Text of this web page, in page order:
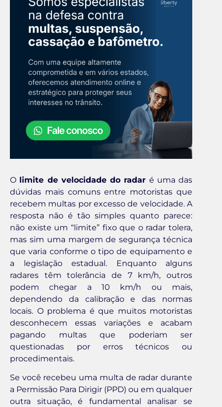
O limite de velocidade do radar é uma das
dúvidas mais comuns entre motoristas que
recebem multas por excesso de velocidade. A
resposta não é tão simples quanto parece:
não existe um “limite” fixo que o radar tolera,
mas sim uma margem de segurança técnica
que varia conforme o tipo de equipamento e
a legislação estadual. Enquanto alguns
radares têm tolerância de 7 km/h, outros
podem chegar a 10 km/h ou mais,
dependendo da calibração e das normas
locais. O problema é que muitos motoristas
desconhecem essas variações e acabam
pagando multas que poderiam ser
questionadas por erros técnicos ou
procedimentais.
Se você recebeu uma multa de radar durante
a Permissão Para Dirigir (PPD) ou em qualquer
outra situação, é fundamental analisar se